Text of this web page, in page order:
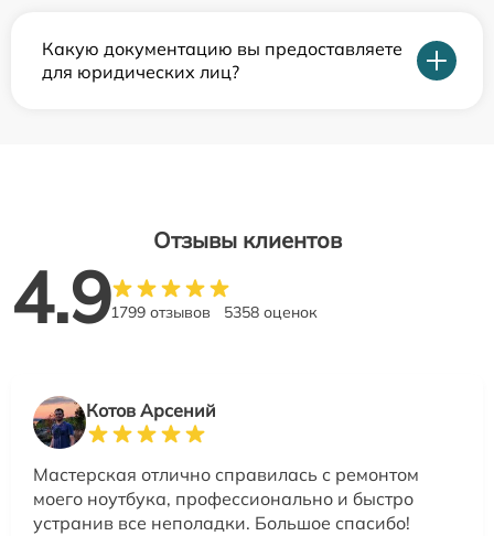
Какую документацию вы предоставляете
для юридических лиц?
Отзывы клиентов
4.91799 отзывов 5358 оценок
Котов Арсений
Мастерская отлично справилась с ремонтом
моего ноутбука, профессионально и быстро
устранив все неполадки. Большое спасибо!